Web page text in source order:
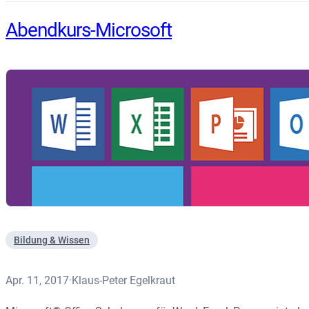
Abendkurs-Microsoft
Bildung & Wissen
Apr. 11, 2017·Klaus-Peter Egelkraut